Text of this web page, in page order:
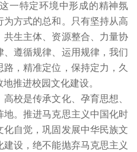
一特定环境中形成的精神氛
方式的总和。只有坚持从高
生主体、资源整合、力量协
遵循规律、运用规律，我们
，精准定位，保持定力，久
推进校园文化建设。
高校是传承文化、孕育思想、
。推进马克思主义中国化时
自觉，巩固发展中华民族文
设，绝不能抛弃马克思主义